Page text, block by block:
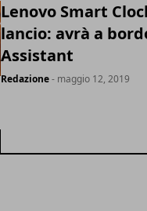
Lenovo Smart
lancio: avrà a
Assistant
Redazione- maggio 12, 2019